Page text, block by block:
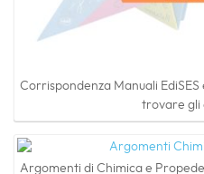
Corrispondenza Manuali
trovare gli
Argomenti di Chimica e